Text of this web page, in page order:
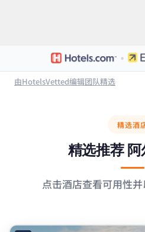
·
由HotelsVetted编辑团队精选
精选酒
精选推荐
点击酒店查看可用性并